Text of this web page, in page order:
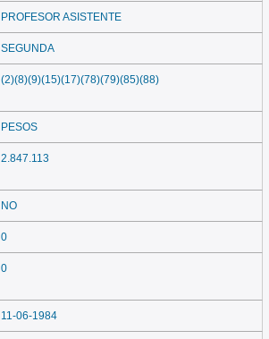
PROFESOR ASISTENTE
SEGUNDA
(2)(8)(9)(15)(17)(78)(79)(85)(88)
PESOS
2.847.113
NO
0
0
11-06-1984